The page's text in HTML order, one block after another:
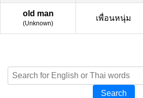
old man
(Unknown)
เพื่อนหนุ่ม
Search